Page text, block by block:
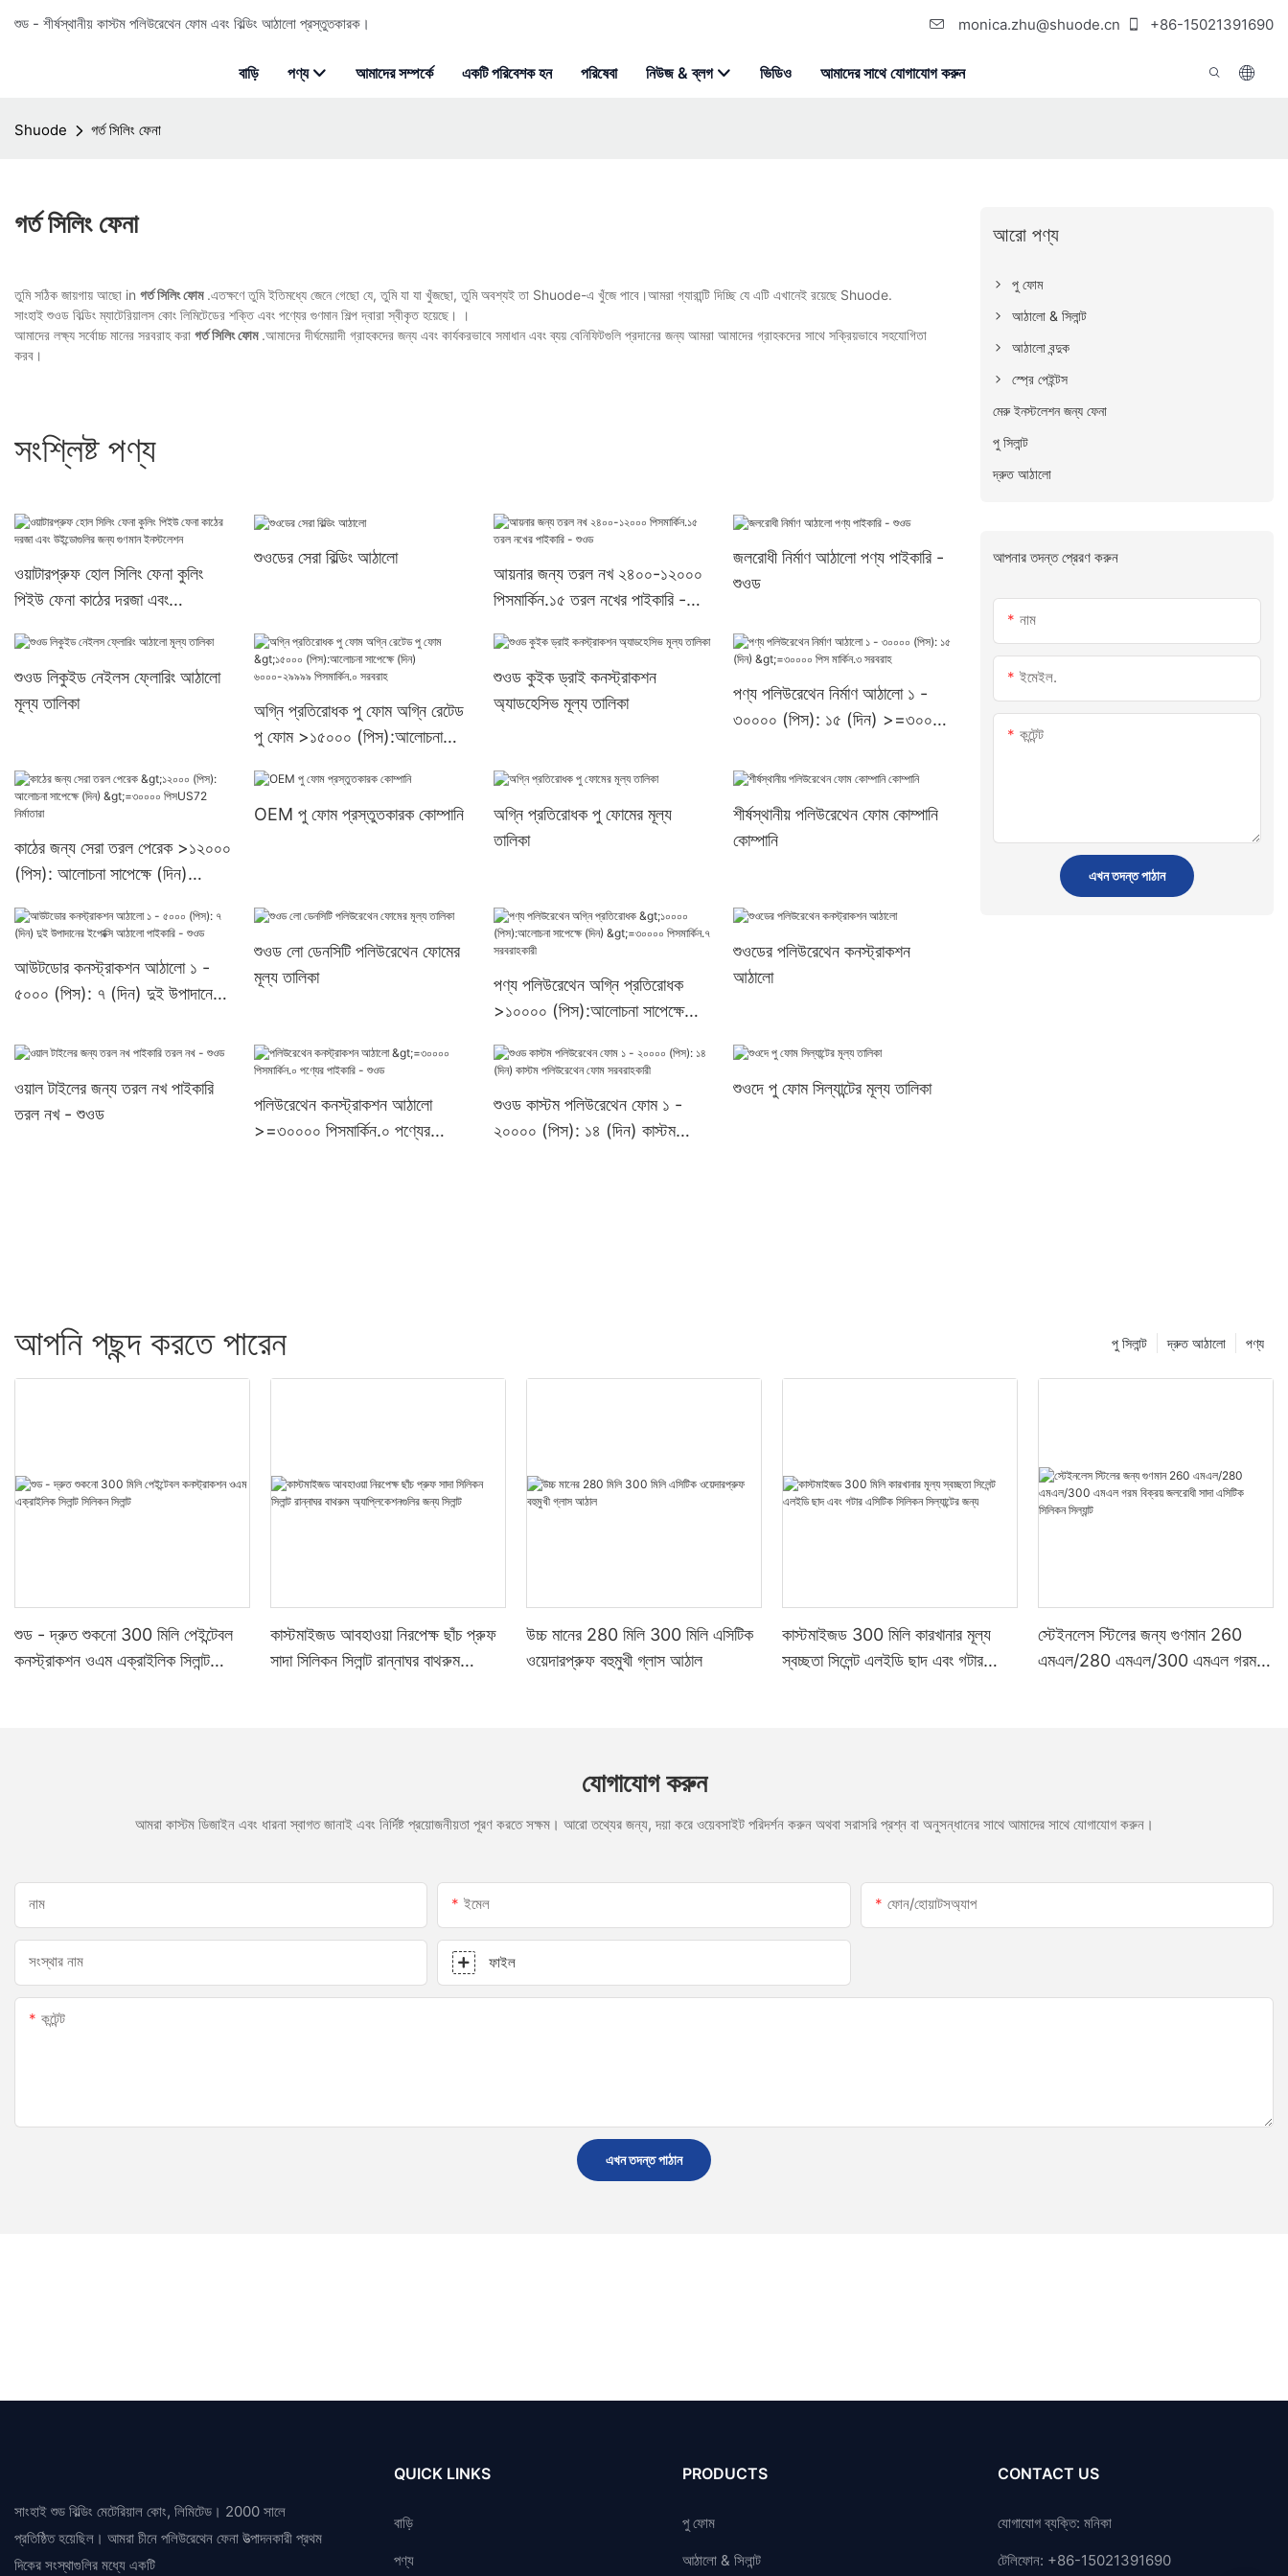
শুড - শীর্ষস্থানীয় কাস্টম পলিউরেথেন ফোম এবং বিল্ডিং আঠালো প্রস্তুতকারক। monica.zhu@shuode.cn +86-15021391690
বাড়ি পণ্য আমাদের সম্পর্কে একটি পরিবেশক হন পরিষেবা নিউজ & ব্লগ ভিডিও আমাদের সাথে যোগাযোগ করুন
Shuode গর্ত সিলিং ফেনা
গর্ত সিলিং ফেনা
তুমি সঠিক জায়গায় আছো in গর্ত সিলিং ফোম.এতক্ষণে তুমি ইতিমধ্যে জেনে গেছো যে, তুমি যা যা খুঁজছো, তুমি অবশ্যই তা Shuode-এ খুঁজে পাবে।আমরা গ্যারান্টি দিচ্ছি যে এটি এখানেই রয়েছে Shuode.
সাংহাই শুওড বিল্ডিং ম্যাটেরিয়ালস কোং লিমিটেডের শক্তি এবং পণ্যের গুণমান শিল্প দ্বারা স্বীকৃত হয়েছে। ।
আমাদের লক্ষ্য সর্বোচ্চ মানের সরবরাহ করা গর্ত সিলিং ফোম.আমাদের দীর্ঘমেয়াদী গ্রাহকদের জন্য এবং কার্যকরভাবে সমাধান এবং ব্যয় বেনিফিটগুলি প্রদানের জন্য আমরা আমাদের গ্রাহকদের সাথে সক্রিয়ভাবে সহযোগিতা
করব।
সংশ্লিষ্ট পণ্য
ওয়াটারপ্রুফ হোল সিলিং ফেনা কুলিং
পিইউ ফেনা কাঠের দরজা এবং
শুওডের সেরা বিল্ডিং আঠালো
আয়নার জন্য তরল নখ ২৪০০-১২০০০
পিসমার্কিন.১৫ তরল নখের পাইকারি -
জলরোধী নির্মাণ আঠালো পণ্য পাইকারি -
শুওড
শুওড লিকুইড নেইলস ফ্লোরিং আঠালো
মূল্য তালিকা
অগ্নি প্রতিরোধক পু ফোম অগ্নি রেটেড
পু ফোম >১৫০০০ (পিস):আলোচনা
পিসমার্কিন.০ সরবরাহ
শুওড কুইক ড্রাই কনস্ট্রাকশন
অ্যাডহেসিভ মূল্য তালিকা
পণ্য পলিউরেথেন নির্মাণ আঠালো ১ -
৩০০০০ (পিস): ১৫ (দিন) >=৩০০০০
কাঠের জন্য সেরা তরল পেরেক >১২০০০
(পিস): আলোচনা সাপেক্ষে (দিন)
OEM পু ফোম প্রস্তুতকারক কোম্পানি
অগ্নি প্রতিরোধক পু ফোমের মূল্য
তালিকা
শীর্ষস্থানীয় পলিউরেথেন ফোম কোম্পানি
কোম্পানি
আউটডোর কনস্ট্রাকশন আঠালো ১ -
৫০০০ (পিস): ৭ (দিন) দুই উপাদানের
শুওড লো ডেনসিটি পলিউরেথেন ফোমের
মূল্য তালিকা
পণ্য পলিউরেথেন অগ্নি প্রতিরোধক
>১০০০০ (পিস):আলোচনা সাপেক্ষে
সরবরাহকারী
শুওডের পলিউরেথেন কনস্ট্রাকশন
আঠালো
ওয়াল টাইলের জন্য তরল নখ পাইকারি
তরল নখ - শুওড
পলিউরেথেন কনস্ট্রাকশন আঠালো
>=৩০০০০ পিসমার্কিন.০ পণ্যের
শুওড কাস্টম পলিউরেথেন ফোম ১ -
২০০০০ (পিস): ১৪ (দিন) কাস্টম
শুওদে পু ফোম সিল্যান্টের মূল্য তালিকা
আরো পণ্য
পু ফোম
আঠালো & সিলান্ট
আঠালো বন্দুক
স্প্রে পেইন্টস
মেরু ইনস্টলেশন জন্য ফেনা
পু সিলান্ট
দ্রুত আঠালো
আপনার তদন্ত প্রেরণ করুন
নাম
ইমেইল.
কন্টেন্ট
এখন তদন্ত পাঠান
আপনি পছন্দ করতে পারেন পণ্য
দ্রুত আঠালো
পু সিলান্ট
শুড - দ্রুত শুকনো 300 মিলি পেইন্টেবল
কনস্ট্রাকশন ওএম এক্রাইলিক সিলান্ট
কাস্টমাইজড আবহাওয়া নিরপেক্ষ ছাঁচ প্রুফ
সাদা সিলিকন সিলান্ট রান্নাঘর বাথরুম
উচ্চ মানের 280 মিলি 300 মিলি এসিটিক
ওয়েদারপ্রুফ বহুমুখী গ্লাস আঠাল
কাস্টমাইজড 300 মিলি কারখানার মূল্য
স্বচ্ছতা সিলেন্ট এলইডি ছাদ এবং গটার
স্টেইনলেস স্টিলের জন্য গুণমান 260
এমএল/280 এমএল/300 এমএল গরম
যোগাযোগ করুন
আমরা কাস্টম ডিজাইন এবং ধারনা স্বাগত জানাই এবং নির্দিষ্ট প্রয়োজনীয়তা পূরণ করতে সক্ষম। আরো তথ্যের জন্য, দয়া করে ওয়েবসাইট পরিদর্শন করুন অথবা সরাসরি প্রশ্ন বা অনুসন্ধানের সাথে আমাদের সাথে যোগাযোগ করুন।
নাম ইমেল ফোন/হোয়াটসঅ্যাপ
সংস্থার নাম ফাইল
কন্টেন্ট
এখন তদন্ত পাঠান
সাংহাই শুড বিল্ডিং মেটেরিয়াল কোং, লিমিটেড। 2000 সালে
প্রতিষ্ঠিত হয়েছিল। আমরা চীনে পলিউরেথেন ফেনা উত্পাদনকারী প্রথম
দিকের সংস্থাগুলির মধ্যে একটি
QUICK LINKS
বাড়ি
পণ্য
PRODUCTS
পু ফোম
আঠালো & সিলান্ট
CONTACT US
যোগাযোগ ব্যক্তি: মনিকা
টেলিফোন: +86-15021391690